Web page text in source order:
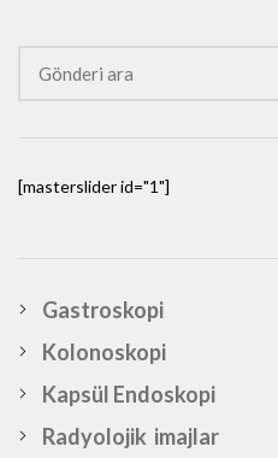
[masterslider id="1"]
Gastroskopi
Kolonoskopi
Kapsül Endoskopi
Radyolojik imajlar